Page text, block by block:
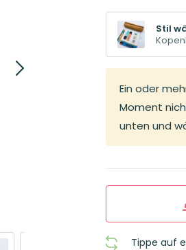
Stil
Ein oder
Moment
unten und
Tippe auf